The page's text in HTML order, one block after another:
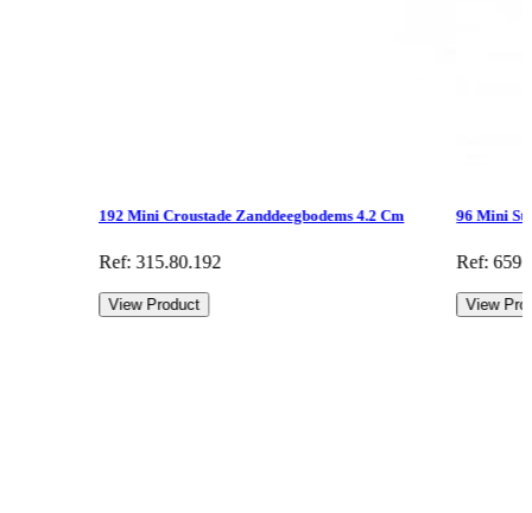
192 Mini Croustade Zanddeegbodems 4.2 Cm
Ref: 315.80.192
View Product
96 Mini
Ref:
View